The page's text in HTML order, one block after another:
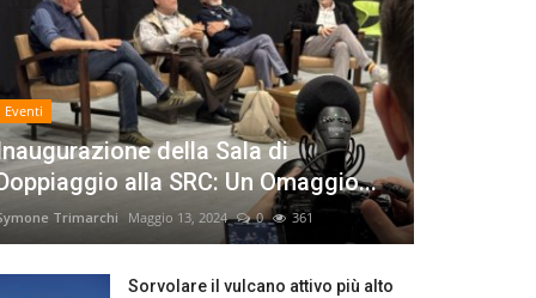
Eventi
della Sala di
alla SRC: Un Omaggio...
Trimarchi Maggio 13, 2024 0 361
Sorvolare il vulcano attivo più alto